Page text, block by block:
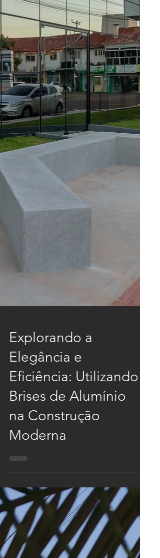
Explorando a
Elegância e
Eficiência: Utilizando
Brises de Alumínio
na Construção
Moderna